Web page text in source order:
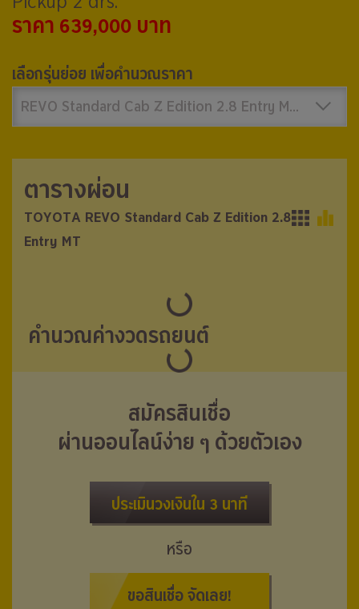
ราคา 639,000 บาท
เลือกรุ่นย่อย เพื่อคำนวณราคา
REVO Standard Cab Z Edition 2.8 Entry MT 639,000 บาท
ตารางผ่อน
TOYOTA REVO Standard Cab Z Edition 2.8
Entry MT
ตารางผ่อน
TOYOTA REVO Standard Cab Z Edition 2.8
Entry MT
คำนวณค่างวดรถยนต์
สมัครสินเชื่อ
ผ่านออนไลน์ง่าย ๆ ด้วยตัวเอง
ประเมินวงเงินใน 3 นาที
หรือ
ขอสินเชื่อ จัดเลย!